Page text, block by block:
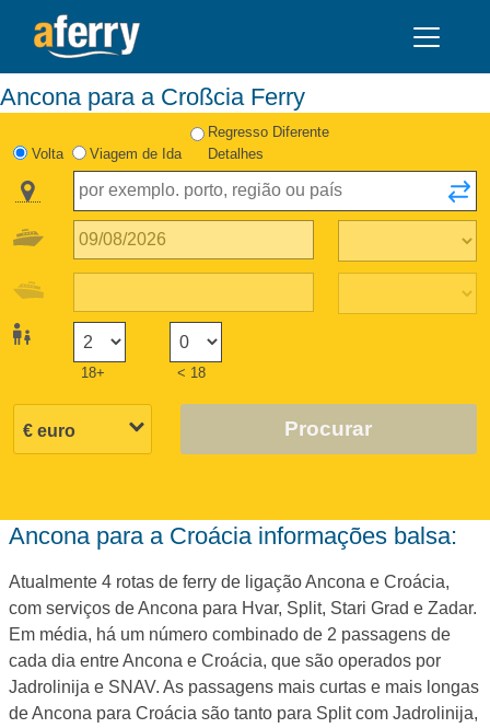
Ancona para a Croßcia Ferry
Volta Viagem de Ida
Regresso Diferente
Detalhes
18+ < 18
Procurar
Ancona para a Croácia informações balsa:
Atualmente 4 rotas de ferry de ligação Ancona e Croácia,
com serviços de Ancona para Hvar, Split, Stari Grad e Zadar.
Em média, há um número combinado de 2 passagens de
cada dia entre Ancona e Croácia, que são operados por
Jadrolinija e SNAV. As passagens mais curtas e mais longas
de Ancona para Croácia são tanto para Split com Jadrolinija,